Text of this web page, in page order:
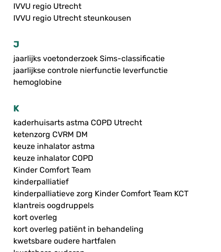
IVVU regio Utrecht
IVVU regio Utrecht steunkousen
J
jaarlijks voetonderzoek Sims-classificatie
jaarlijkse controle nierfunctie leverfunctie
hemoglobine
K
kaderhuisarts astma COPD Utrecht
ketenzorg CVRM DM
keuze inhalator astma
keuze inhalator COPD
Kinder Comfort Team
kinderpalliatief
kinderpalliatieve zorg Kinder Comfort Team KCT
klantreis oogdruppels
kort overleg
kort overleg patiënt in behandeling
kwetsbare oudere hartfalen